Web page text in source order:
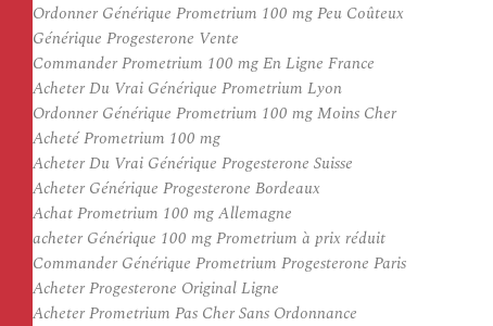
Ordonner Générique Prometrium 100 mg Peu Coûteux
Générique Progesterone Vente
Commander Prometrium 100 mg En Ligne France
Acheter Du Vrai Générique Prometrium Lyon
Ordonner Générique Prometrium 100 mg Moins Cher
Acheté Prometrium 100 mg
Acheter Du Vrai Générique Progesterone Suisse
Acheter Générique Progesterone Bordeaux
Achat Prometrium 100 mg Allemagne
acheter Générique 100 mg Prometrium à prix réduit
Commander Générique Prometrium Progesterone Paris
Acheter Progesterone Original Ligne
Acheter Prometrium Pas Cher Sans Ordonnance